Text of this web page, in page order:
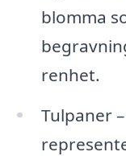
blomma
renhet.
Tulpaner